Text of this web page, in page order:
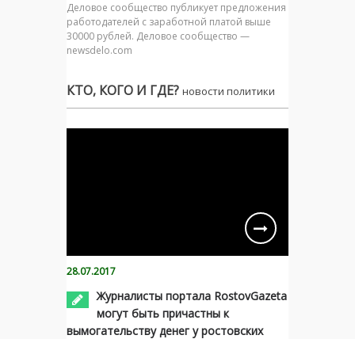
Деловое сообщество публикует предложения
работодателей с заработной платой выше
30000 рублей. Деловое сообщество —
newsdelo.com
КТО, КОГО И ГДЕ? новости политики
28.07.2017
Журналисты портала RostovGazeta
могут быть причастны к
вымогательству денег у ростовских